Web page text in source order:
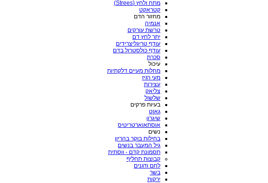
מתח ולחץ (Strees)
קטראקט
מחזור הדם
אנמיה
טרשת עורקים
יתר לחץ דם
עודף טריגליצרידים
עודף כולסטרול בדם
סכרת
עיכול
מחלות מעיים דלקתיות
מעי רגיז
עצירות
צליאק
שלשול
בעיות פרקים
גאוט
שיגרון
אוסתאוארטריטיס
נשים
בחילות בוקר בהריון
גיל המעבר בנשים
תסמונת קדם - ווסתית
קבוצות תחליף
לחם ודגנים
בשר
ירקות